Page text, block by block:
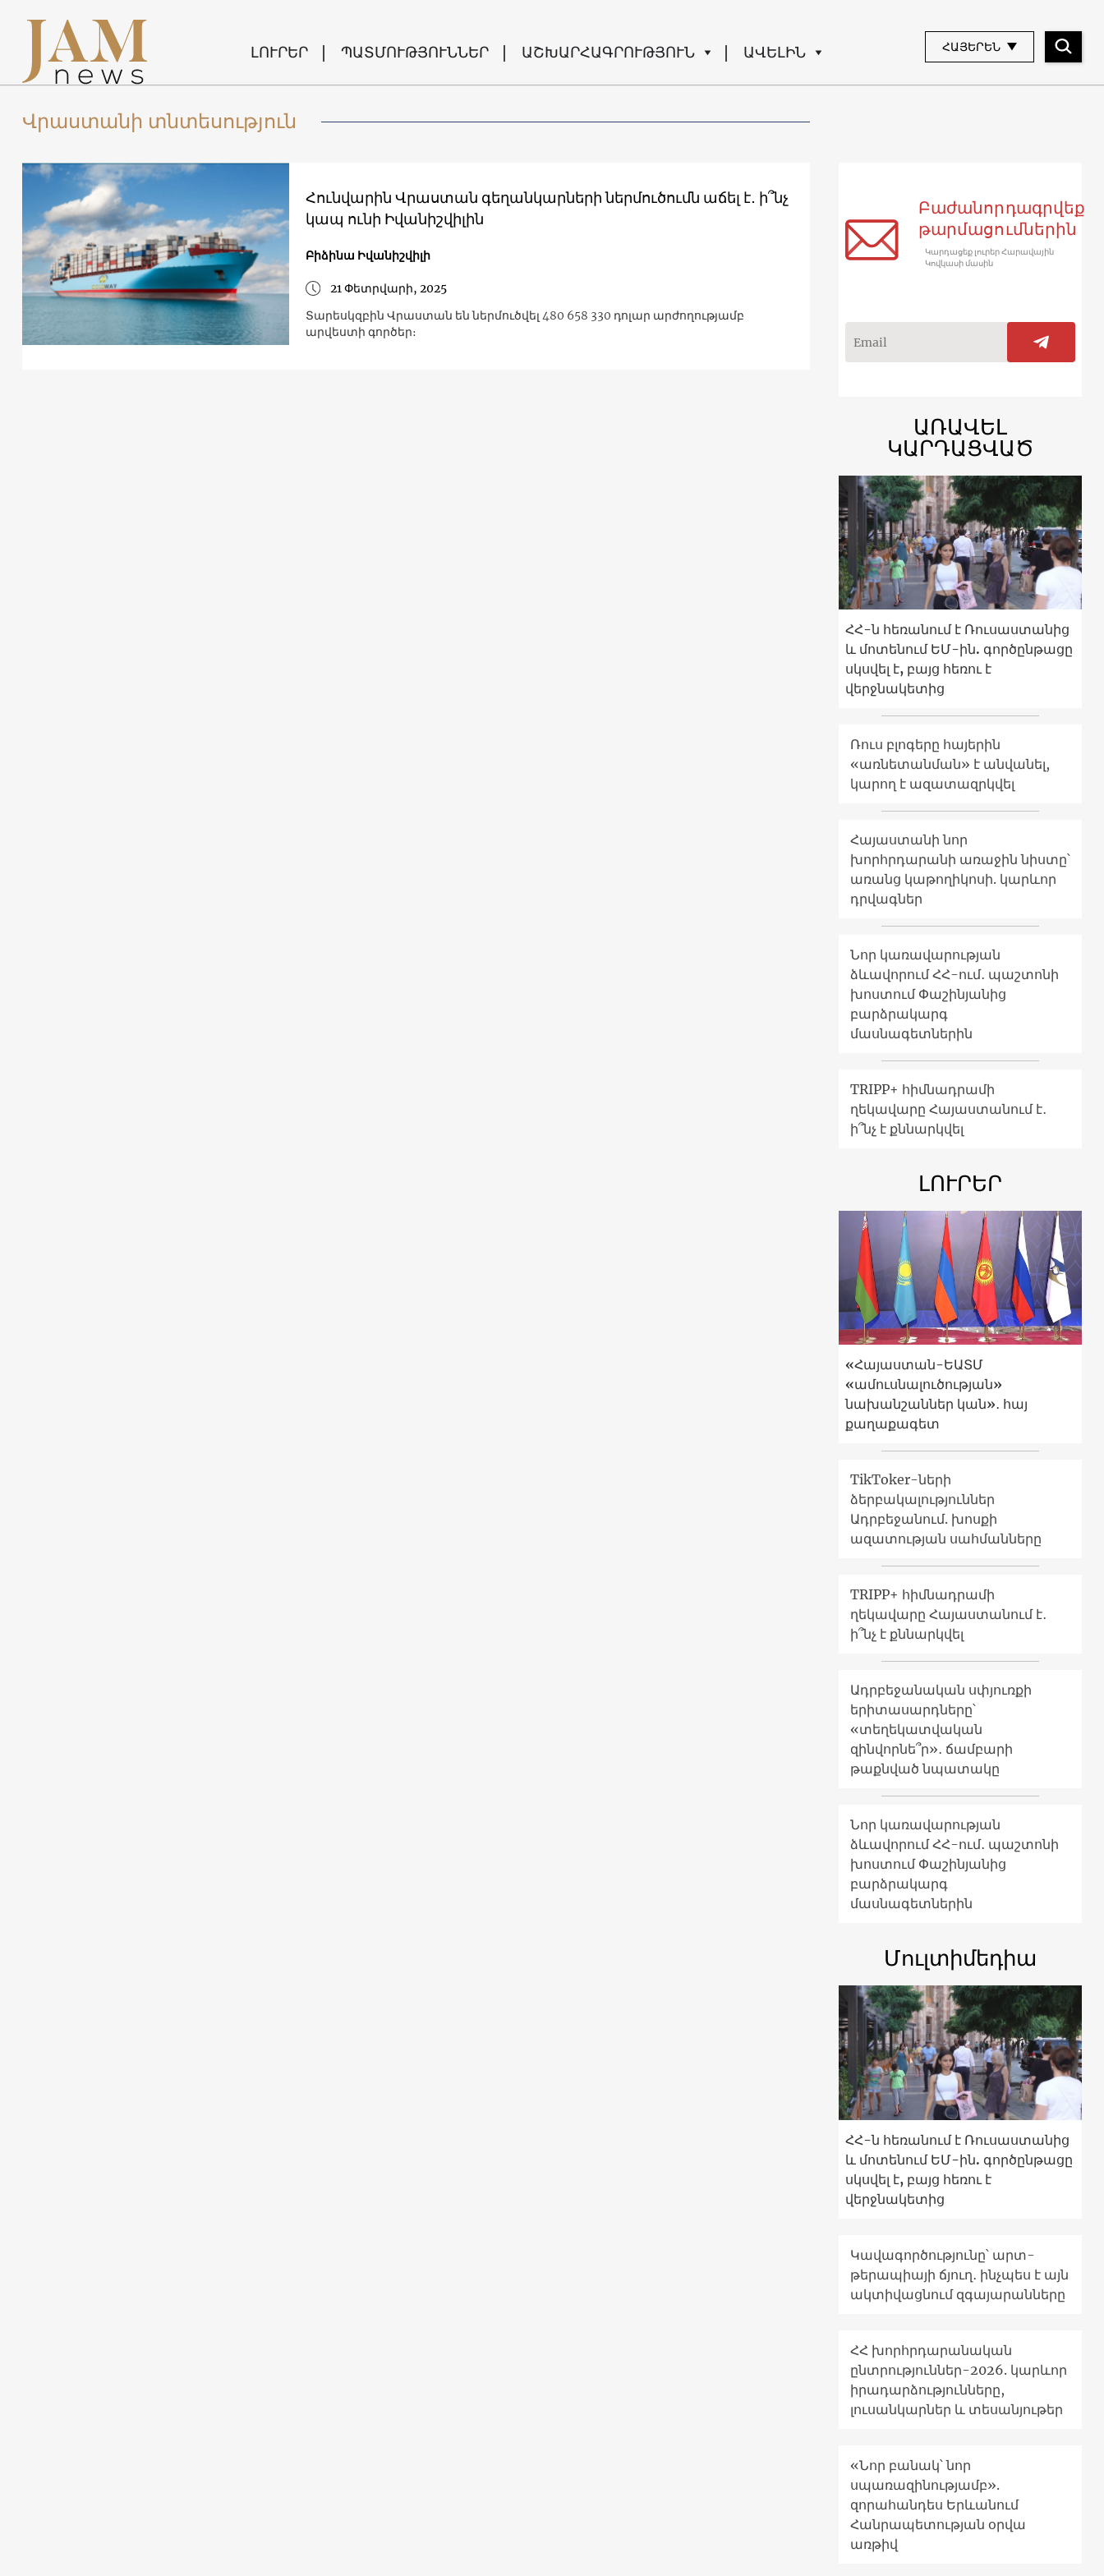
ԼՈՒՐԵՐ ՊԱՏՄՈՒԹՅՈՒՆՆԵՐ ԱՇԽԱՐՀԱԳՐՈՒԹՅՈՒՆ ԱՎԵԼԻՆ ՀԱՅԵՐԵՆ
Վրաստանի տնտեսություն
Հունվարին Վրաստան գեղանկարների ներմուծումն աճել է․ ի՞նչ
կապ ունի Իվանիշվիլին
Բիձինա Իվանիշվիլի
21 Փետրվարի, 2025
Տարեսկզբին Վրաստան են ներմուծվել 480 658 330 դոլար արժողությամբ
արվեստի գործեր։
Բաժանորդագրվեք
թարմացումներին
Կարդացեք լուրեր Հարավային
Կովկասի մասին
ԱՌԱՎԵԼ
ԿԱՐԴԱՑՎԱԾ
ՀՀ-ն հեռանում է Ռուսաստանից
և մոտենում ԵՄ-ին. գործընթացը
սկսվել է, բայց հեռու է
վերջնակետից
Ռուս բլոգերը հայերին
«առնետանման» է անվանել,
կարող է ազատազրկվել
Հայաստանի նոր
խորհրդարանի առաջին նիստը՝
առանց կաթողիկոսի. կարևոր
դրվագներ
Նոր կառավարության
ձևավորում ՀՀ-ում․ պաշտոնի
խոստում Փաշինյանից
բարձրակարգ
մասնագետներին
TRIPP+ հիմնադրամի
ղեկավարը Հայաստանում է․
ի՞նչ է քննարկվել
ԼՈՒՐԵՐ
«Հայաստան-ԵԱՏՄ
«ամուսնալուծության»
նախանշաններ կան»․ հայ
քաղաքագետ
TikToker-ների
ձերբակալություններ
Ադրբեջանում. խոսքի
ազատության սահմանները
TRIPP+ հիմնադրամի
ղեկավարը Հայաստանում է․
ի՞նչ է քննարկվել
Ադրբեջանական սփյուռքի
երիտասարդները՝
«տեղեկատվական
զինվորնե՞ր»․ ճամբարի
թաքնված նպատակը
Նոր կառավարության
ձևավորում ՀՀ-ում․ պաշտոնի
խոստում Փաշինյանից
բարձրակարգ
մասնագետներին
Մուլտիմեդիա
ՀՀ-ն հեռանում է Ռուսաստանից
և մոտենում ԵՄ-ին. գործընթացը
սկսվել է, բայց հեռու է
վերջնակետից
Կավագործությունը՝ արտ-
թերապիայի ճյուղ․ ինչպես է այն
ակտիվացնում զգայարանները
ՀՀ խորհրդարանական
ընտրություններ-2026. կարևոր
իրադարձությունները,
լուսանկարներ և տեսանյութեր
«Նոր բանակ՝ նոր
սպառազինությամբ».
զորահանդես Երևանում
Հանրապետության օրվա
առթիվ